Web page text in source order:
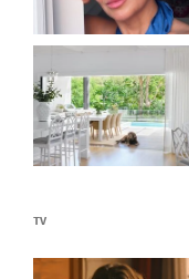
TV